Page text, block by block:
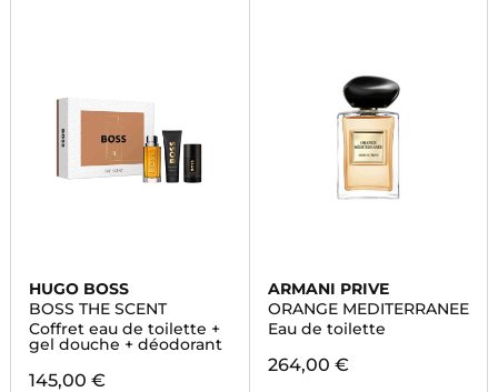
HUGO BOSS
BOSS THE SCENT
Coffret eau de toilette +
gel douche + déodorant
145,00 €
ARMANI PRIVE
ORANGE MEDITERRANEE
Eau de toilette
264,00 €